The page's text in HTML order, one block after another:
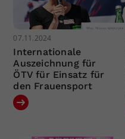
07.11.2024
Internationale
Auszeichnung für
ÖTV für Einsatz für
den Frauensport